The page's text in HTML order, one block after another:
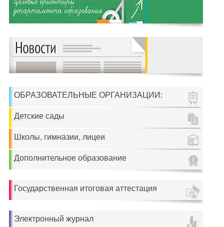
ОБРАЗОВАТЕЛЬНЫЕ ОРГАНИЗАЦИИ:
Детские сады
Школы, гимназии, лицеи
Дополнительное образование
Государственная итоговая аттестация
Электронный журнал